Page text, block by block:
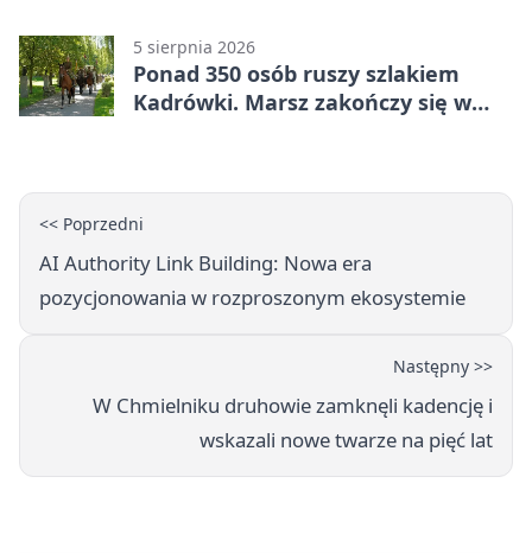
5 sierpnia 2026
Ponad 350 osób ruszy szlakiem
Kadrówki. Marsz zakończy się w
<< Poprzedni
AI Authority Link Building: Nowa era
pozycjonowania w rozproszonym ekosystemie
Następny >>
W Chmielniku druhowie zamknęli kadencję i
wskazali nowe twarze na pięć lat